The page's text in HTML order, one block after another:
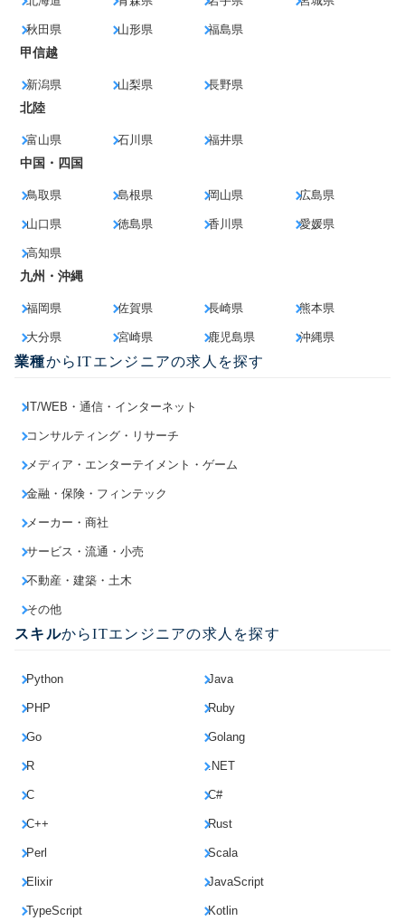
秋田県 山形県 福島県
甲信越
新潟県 山梨県 長野県
北陸
富山県 石川県 福井県
中国・四国
鳥取県 島根県 岡山県 広島県
山口県 徳島県 香川県 愛媛県
高知県
九州・沖縄
福岡県 佐賀県 長崎県 熊本県
大分県 宮崎県 鹿児島県 沖縄県
業種からITエンジニアの求人を探す
IT/WEB・通信・インターネット
コンサルティング・リサーチ
メディア・エンターテイメント・ゲーム
金融・保険・フィンテック
メーカー・商社
サービス・流通・小売
不動産・建築・土木
その他
スキルからITエンジニアの求人を探す
Python Java
PHP Ruby
Go Golang
R .NET
C C#
C++ Rust
Perl Scala
Elixir JavaScript
TypeScript Kotlin